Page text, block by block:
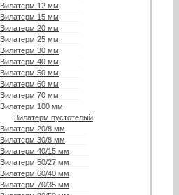
Вилатерм 12 мм
Вилатерм 15 мм
Вилатерм 20 мм
Вилатерм 25 мм
Вилитерм 30 мм
Вилатерм 40 мм
Вилатерм 50 мм
Вилатерм 60 мм
Вилатерм 70 мм
Вилатерм 100 мм
Вилатерм пустотелый
Вилатерм 20/8 мм
Вилатерм 30/8 мм
Вилатерм 40/15 мм
Вилатерм 50/27 мм
Вилатерм 60/40 мм
Вилатерм 70/35 мм